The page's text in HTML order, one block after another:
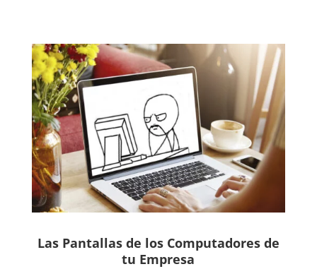
Las Pantallas de los Computadores de
tu Empresa